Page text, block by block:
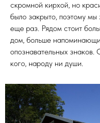
скромной кирхой, но
было закрыто, поэтому
еще раз. Рядом стоит
дом, больше
опознавательных знаков.
кого, народу ни души.